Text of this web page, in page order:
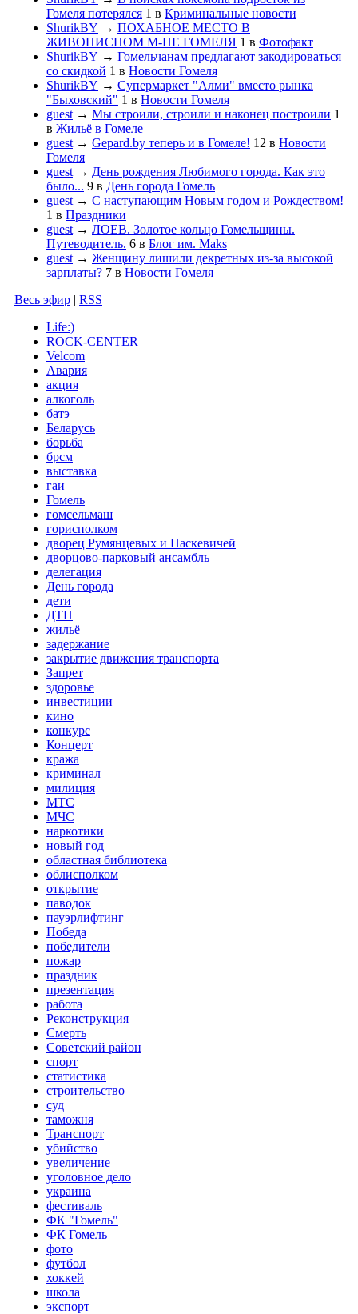
Гомеля потерялся 1 в Криминальные новости
ShurikBY → ПОХАБНОЕ МЕСТО В
ЖИВОПИСНОМ М-НЕ ГОМЕЛЯ 1 в Фотофакт
ShurikBY → Гомельчанам предлагают закодироваться
со скидкой 1 в Новости Гомеля
ShurikBY → Супермаркет "Алми" вместо рынка
"Быховский" 1 в Новости Гомеля
guest → Мы строили, строили и наконец построили 1
в Жильё в Гомеле
guest → Gepard.by теперь и в Гомеле! 12 в Новости
Гомеля
guest → День рождения Любимого города. Как это
было... 9 в День города Гомель
guest → С наступающим Новым годом и Рождеством!
1 в Праздники
guest → ЛОЕВ. Золотое кольцо Гомельщины.
Путеводитель. 6 в Блог им. Maks
guest → Женщину лишили декретных из-за высокой
зарплаты? 7 в Новости Гомеля
Весь эфир | RSS
Life:)
ROCK-CENTER
Velcom
Авария
акция
алкоголь
батэ
Беларусь
борьба
брсм
выставка
гаи
Гомель
гомсельмаш
горисполком
дворец Румянцевых и Паскевичей
дворцово-парковый ансамбль
делегация
День города
дети
ДТП
жильё
задержание
закрытие движения транспорта
Запрет
здоровье
инвестиции
кино
конкурс
Концерт
кража
криминал
милиция
МТС
МЧС
наркотики
новый год
областная библиотека
облисполком
открытие
паводок
пауэрлифтинг
Победа
победители
пожар
праздник
презентация
работа
Реконструкция
Смерть
Советский район
спорт
статистика
строительство
суд
таможня
Транспорт
убийство
увеличение
уголовное дело
украина
фестиваль
ФК "Гомель"
ФК Гомель
фото
футбол
хоккей
школа
экспорт